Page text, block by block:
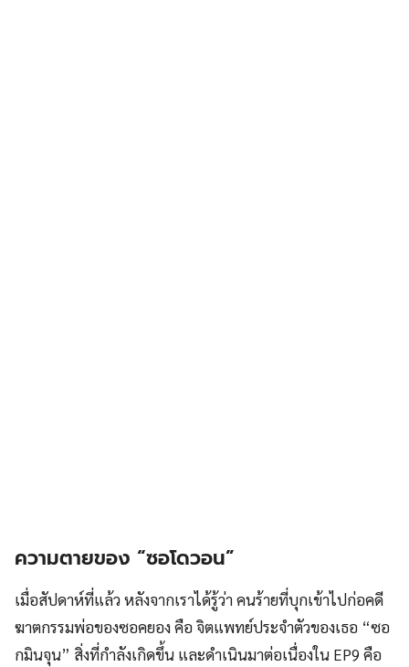
ความตายของ “ซอโดวอน”
เมื่อสัปดาห์ที่แล้ว หลังจากเราได้รู้ว่า คนร้ายที่บุกเข้าไปก่อคดี
ฆาตกรรมพ่อของซอคยอง คือ จิตแพทย์ประจำตัวของเธอ “ซอ
กมินจุน” สิ่งที่กำลังเกิดขึ้น และดำเนินมาต่อเนื่องใน EP9 คือ